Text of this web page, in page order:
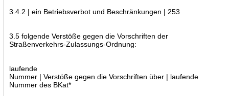
3.4.2 | ein Betriebsverbot und Beschränkungen | 253
3.5 folgende Verstöße gegen die Vorschriften der
Straßenverkehrs-Zulassungs-Ordnung:
laufende
Nummer | Verstöße gegen die Vorschriften über | laufende
Nummer des BKat*